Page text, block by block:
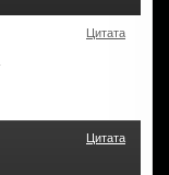
Цитата
Цитата